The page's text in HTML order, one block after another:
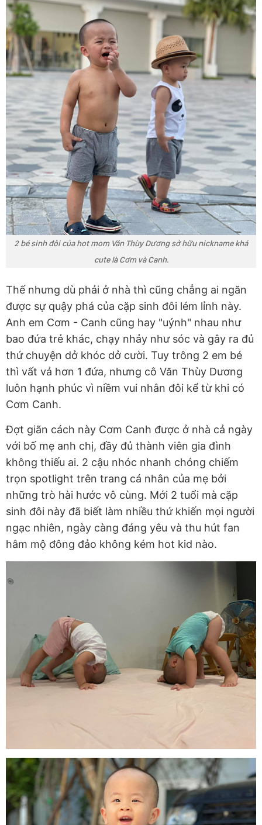
2 bé sinh đôi của hot mom Văn Thùy Dương sở hữu nickname khá
cute là Cơm và Canh.
Thế nhưng dù phải ở nhà thì cũng chẳng ai ngăn
được sự quậy phá của cặp sinh đôi lém lỉnh này.
Anh em Cơm - Canh cũng hay "uýnh" nhau như
bao đứa trẻ khác, chạy nhảy như sóc và gây ra đủ
thứ chuyện dở khóc dở cười. Tuy trông 2 em bé
thì vất vả hơn 1 đứa, nhưng cô Văn Thùy Dương
luôn hạnh phúc vì niềm vui nhân đôi kể từ khi có
Cơm Canh.
Đợt giãn cách này Cơm Canh được ở nhà cả ngày
với bố mẹ anh chị, đầy đủ thành viên gia đình
không thiếu ai. 2 cậu nhóc nhanh chóng chiếm
trọn spotlight trên trang cá nhân của mẹ bởi
những trò hài hước vô cùng. Mới 2 tuổi mà cặp
sinh đôi này đã biết làm nhiều thứ khiến mọi người
ngạc nhiên, ngày càng đáng yêu và thu hút fan
hâm mộ đông đảo không kém hot kid nào.